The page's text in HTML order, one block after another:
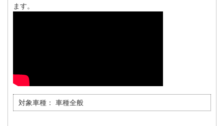
ます。
対象車種： 車種全般